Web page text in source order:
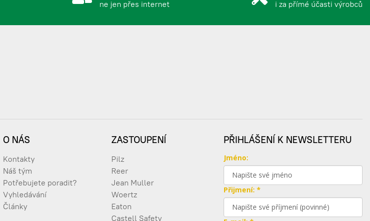
-3.0%
68 479,11 Kč
73 881,99 Kč
89 397,21 Kč s DPH
-3.0%
ne jen přes internet i za přímé účasti výrobců
O NÁS
Kontakty
Náš tým
Potřebujete poradit?
Vyhledávání
Články
ZASTOUPENÍ
Pilz
Reer
Jean Muller
Woertz
Eaton
Castell Safety
PŘIHLÁŠENÍ K NEWSLETTERU
Jméno:
Přijmení: *